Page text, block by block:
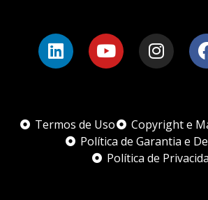
Termos de Uso
Copyright e
Política de Garantia e
Política de